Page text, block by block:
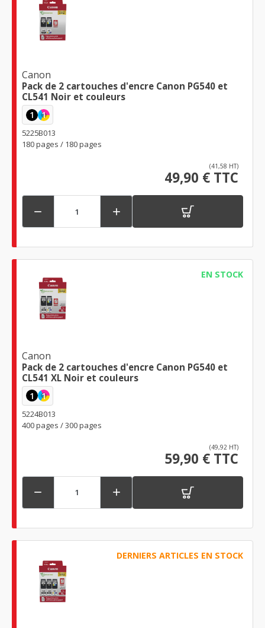
Canon
Pack de 2 cartouches d'encre Canon PG540 et
CL541 Noir et couleurs
1 1
5225B013
180 pages / 180 pages
(41,58 HT)
49,90 € TTC
 
EN STOCK
Canon
Pack de 2 cartouches d'encre Canon PG540 et
CL541 XL Noir et couleurs
1 1
5224B013
400 pages / 300 pages
(49,92 HT)
59,90 € TTC
 
DERNIERS ARTICLES EN STOCK